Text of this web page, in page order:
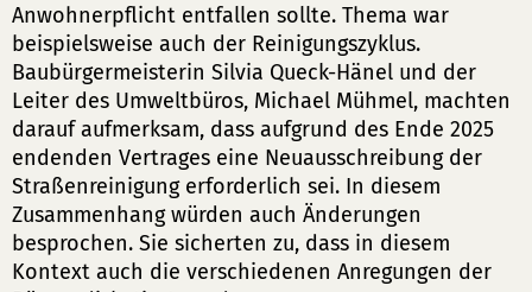
Anwohnerpflicht entfallen sollte. Thema war
beispielsweise auch der Reinigungszyklus.
Baubürgermeisterin Silvia Queck-Hänel und der
Leiter des Umweltbüros, Michael Mühmel, machten
darauf aufmerksam, dass aufgrund des Ende 2025
endenden Vertrages eine Neuausschreibung der
Straßenreinigung erforderlich sei. In diesem
Zusammenhang würden auch Änderungen
besprochen. Sie sicherten zu, dass in diesem
Kontext auch die verschiedenen Anregungen der